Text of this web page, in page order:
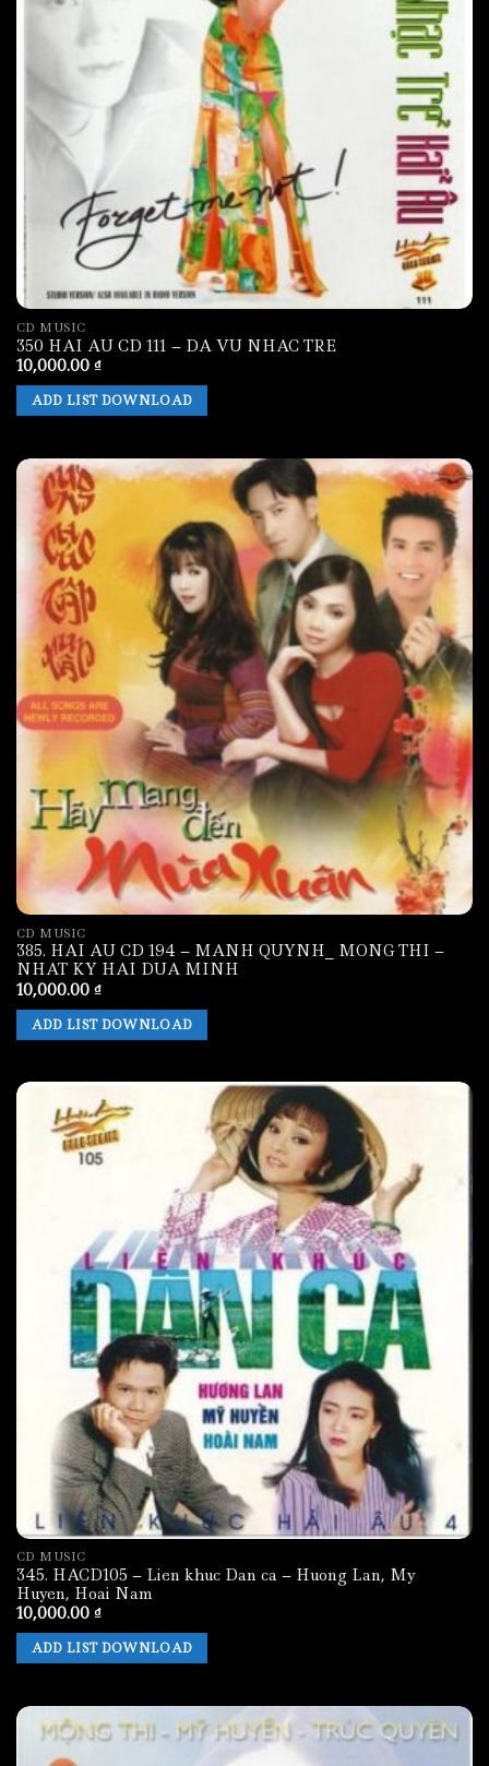
CD MUSIC
350 HAI AU CD 111 – DA VU NHAC TRE
10,000.00 ₫
ADD LIST DOWNLOAD
CD MUSIC
385. HAI AU CD 194 – MANH QUYNH_ MONG THI –
NHAT KY HAI DUA MINH
10,000.00 ₫
ADD LIST DOWNLOAD
CD MUSIC
345. HACD105 – Lien khuc Dan ca – Huong Lan, My
Huyen, Hoai Nam
10,000.00 ₫
ADD LIST DOWNLOAD